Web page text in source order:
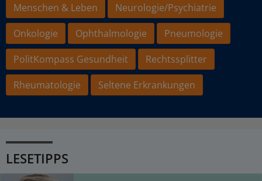
Menschen & Leben
Neurologie/Psychiatrie
Onkologie
Ophthalmologie
Pneumologie
PolitKompass Gesundheit
Rechtssplitter
Rheumatologie
Seltene Erkrankungen
LESETIPPS